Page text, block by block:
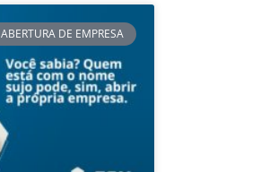
ABERTURA DE EMPRESA